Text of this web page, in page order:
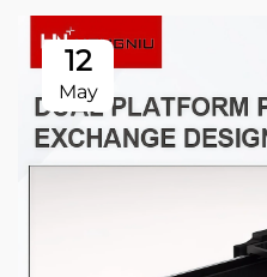
12
May